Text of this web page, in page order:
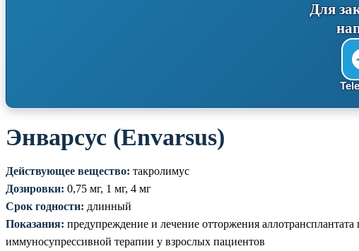
Для
Энварсус (Envarsus)
Действующее вещество: такролимус
Дозировки: 0,75 мг, 1 мг, 4 мг
Срок годности: длинный
Показания: предупреждение и лечение отторжения
иммуносупрессивной терапии у взрослых пациентов